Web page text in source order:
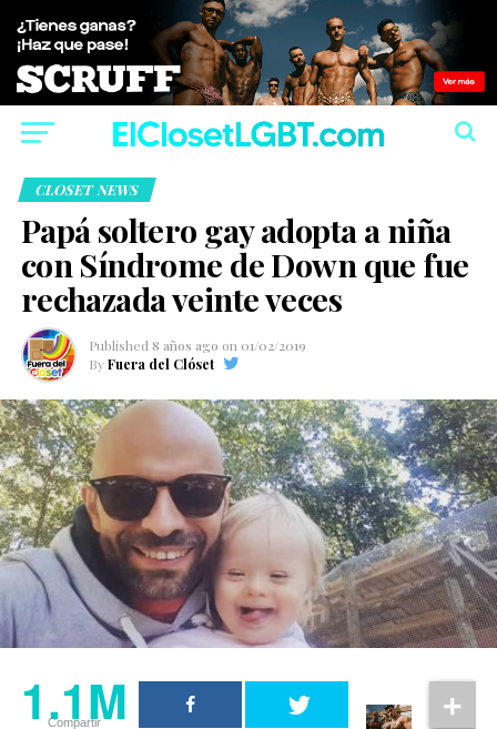
CLOSET NEWS
Papá soltero gay adopta a niña
con Síndrome de Down que fue
rechazada veinte veces
Published 8 años ago on 01/02/2019
By Fuera del Clóset
1.1M
Compartir